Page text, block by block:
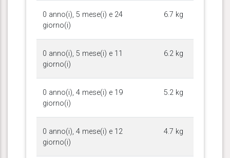
0 anno(i), 5 mese(i) e 24
giorno(i)
6.7 kg
0 anno(i), 5 mese(i) e 11
giorno(i)
6.2 kg
0 anno(i), 4 mese(i) e 19
giorno(i)
5.2 kg
0 anno(i), 4 mese(i) e 12
giorno(i)
4.7 kg